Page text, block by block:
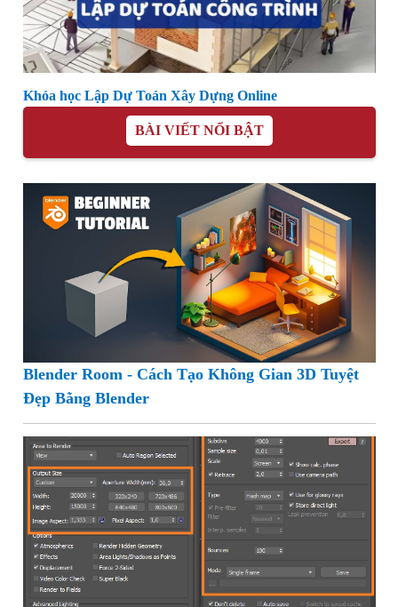
Khóa học Lập Dự Toán Xây Dựng Online
BÀI VIẾT NỔI BẬT
Blender Room - Cách Tạo Không Gian 3D Tuyệt
Đẹp Bằng Blender